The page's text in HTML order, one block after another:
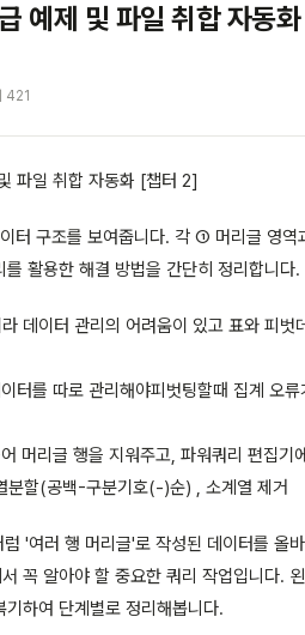
예제 및 파일 취합 자동
421
파일 취합 자동화 [챕터 2]
터 구조를 보여줍니다. 각 ① 머리글 영
활용한 해결 방법을 간단히 정리합니다.
데이터 관리의 어려움이 있고 표와 피벗
터를 따로 관리해야피벗팅할때 집계 오
머리글 행을 지워주고, 파워쿼리 편집기
분할(공백-구분기호(-)순) , 소계열 제거
'여러 행 머리글'로 작성된 데이터를 올
꼭 알아야 할 중요한 쿼리 작업입니다.
하여 단계별로 정리해봅니다.